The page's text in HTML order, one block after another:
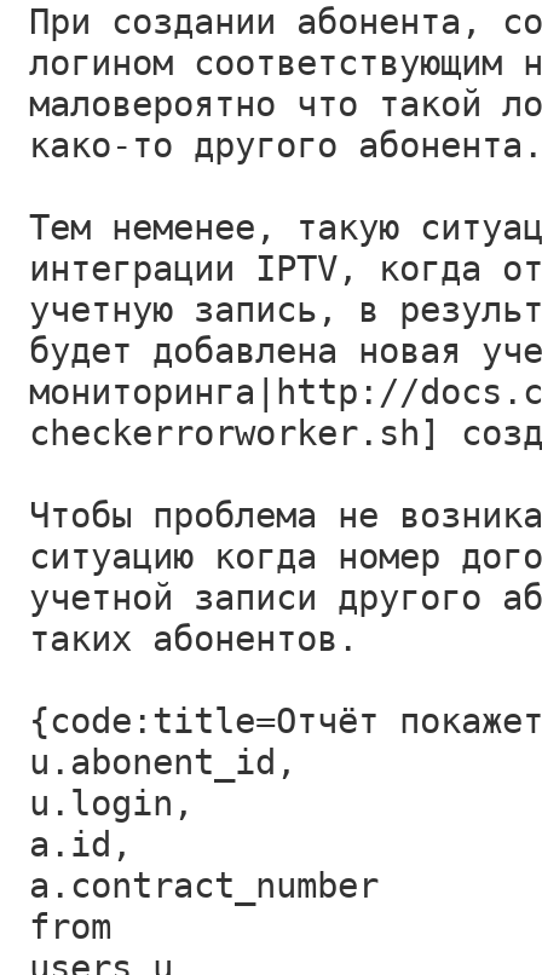
При создании абонента,
логином соответствующим
маловероятно что такой
како-то другого абонента.
Тем неменее, такую
интеграции IPTV, когда
учетную запись, в
будет добавлена новая
мониторинга|http://
checkerrorworker.sh]
Чтобы проблема не
ситуацию когда номер
учетной записи другого
таких абонентов.
{code:title=Отчёт
u.abonent_id,
u.login,
a.id,
a.contract_number
from